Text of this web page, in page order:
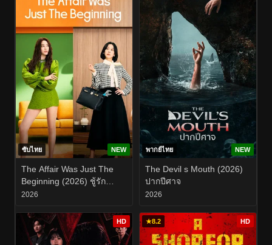
ซับไทย NEW
The Affair Was Just The
Beginning (2026) ชู้รัก
อำพรางเลือด EP.1-8
2026
พากย์ไทย NEW
The Devil s Mouth (2026)
ปากปีศาจ
2026
HD ★8.2 HD